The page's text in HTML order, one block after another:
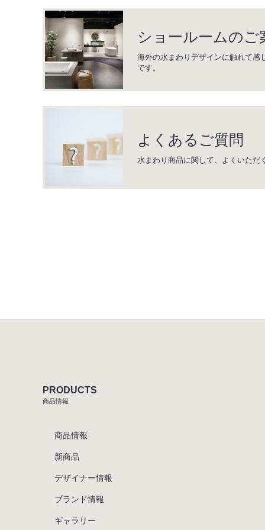
ショールームのご
海外の水まわりデザインに触れて感
です。
よくあるご質問
水まわり商品に関して、よくいただ
PRODUCTS
商品情報
商品情報
新商品
デザイナー情報
ブランド情報
ギャラリー